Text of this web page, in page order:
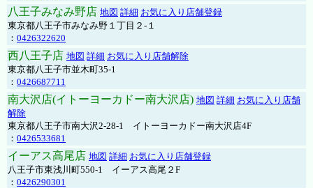
八王子みなみ野店 地図 詳細 お気に入り店舗登録
東京都八王子市みなみ野１丁目２-１
： 0426322620
西八王子店 地図 詳細 お気に入り店舗解除
東京都八王子市並木町35-1
： 0426687711
南大沢店(イトーヨーカドー南大沢店) 地図 詳細 お気に入り店舗
解除
東京都八王子市南大沢2-28-1 イトーヨーカドー南大沢店4F
： 0426533681
イーアス高尾店 地図 詳細 お気に入り店舗登録
八王子市東浅川町550-1 イーアス高尾２F
： 0426290301